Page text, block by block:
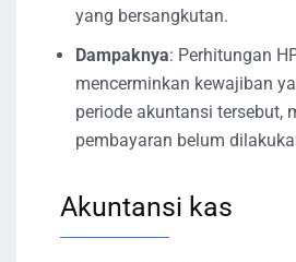
yang bersangkutan.
Dampaknya: Perhitungan
mencerminkan kewajiban
periode akuntansi tersebut,
pembayaran belum
Akuntansi kas